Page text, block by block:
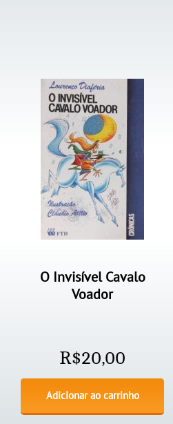
O Invisível Cavalo
Voador
R$20,00
Adicionar ao carrinho